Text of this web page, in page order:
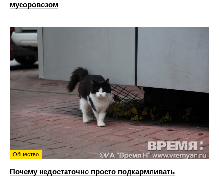
мусоровозом
Общество
Почему недостаточно просто подкармливать